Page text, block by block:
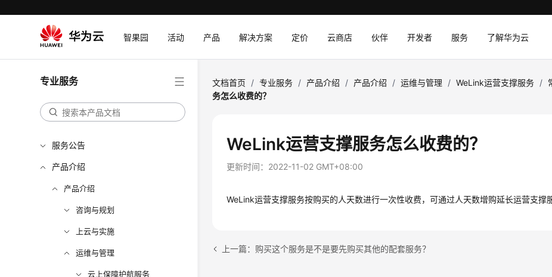
智果园 活动 产品 解决方案 定价 云商店 伙伴 开发者 服务 了解华为云
专业服务
服务公告
产品介绍
产品介绍
咨询与规划
上云与实施
运维与管理
云上保障护航服务
文档首页 / 专业服务 / 产品介绍 / 产品介绍 / 运维与管理 / WeLink运营支撑服务 /
务怎么收费的？
WeLink运营支撑服务怎么收费的？
更新时间： 2022-11-02 GMT+08:00
WeLink运营支撑服务按购买的人天数进行一次性收费，可通过人天数增购延长运营支撑
上一篇：购买这个服务是不是要先购买其他的配套服务？